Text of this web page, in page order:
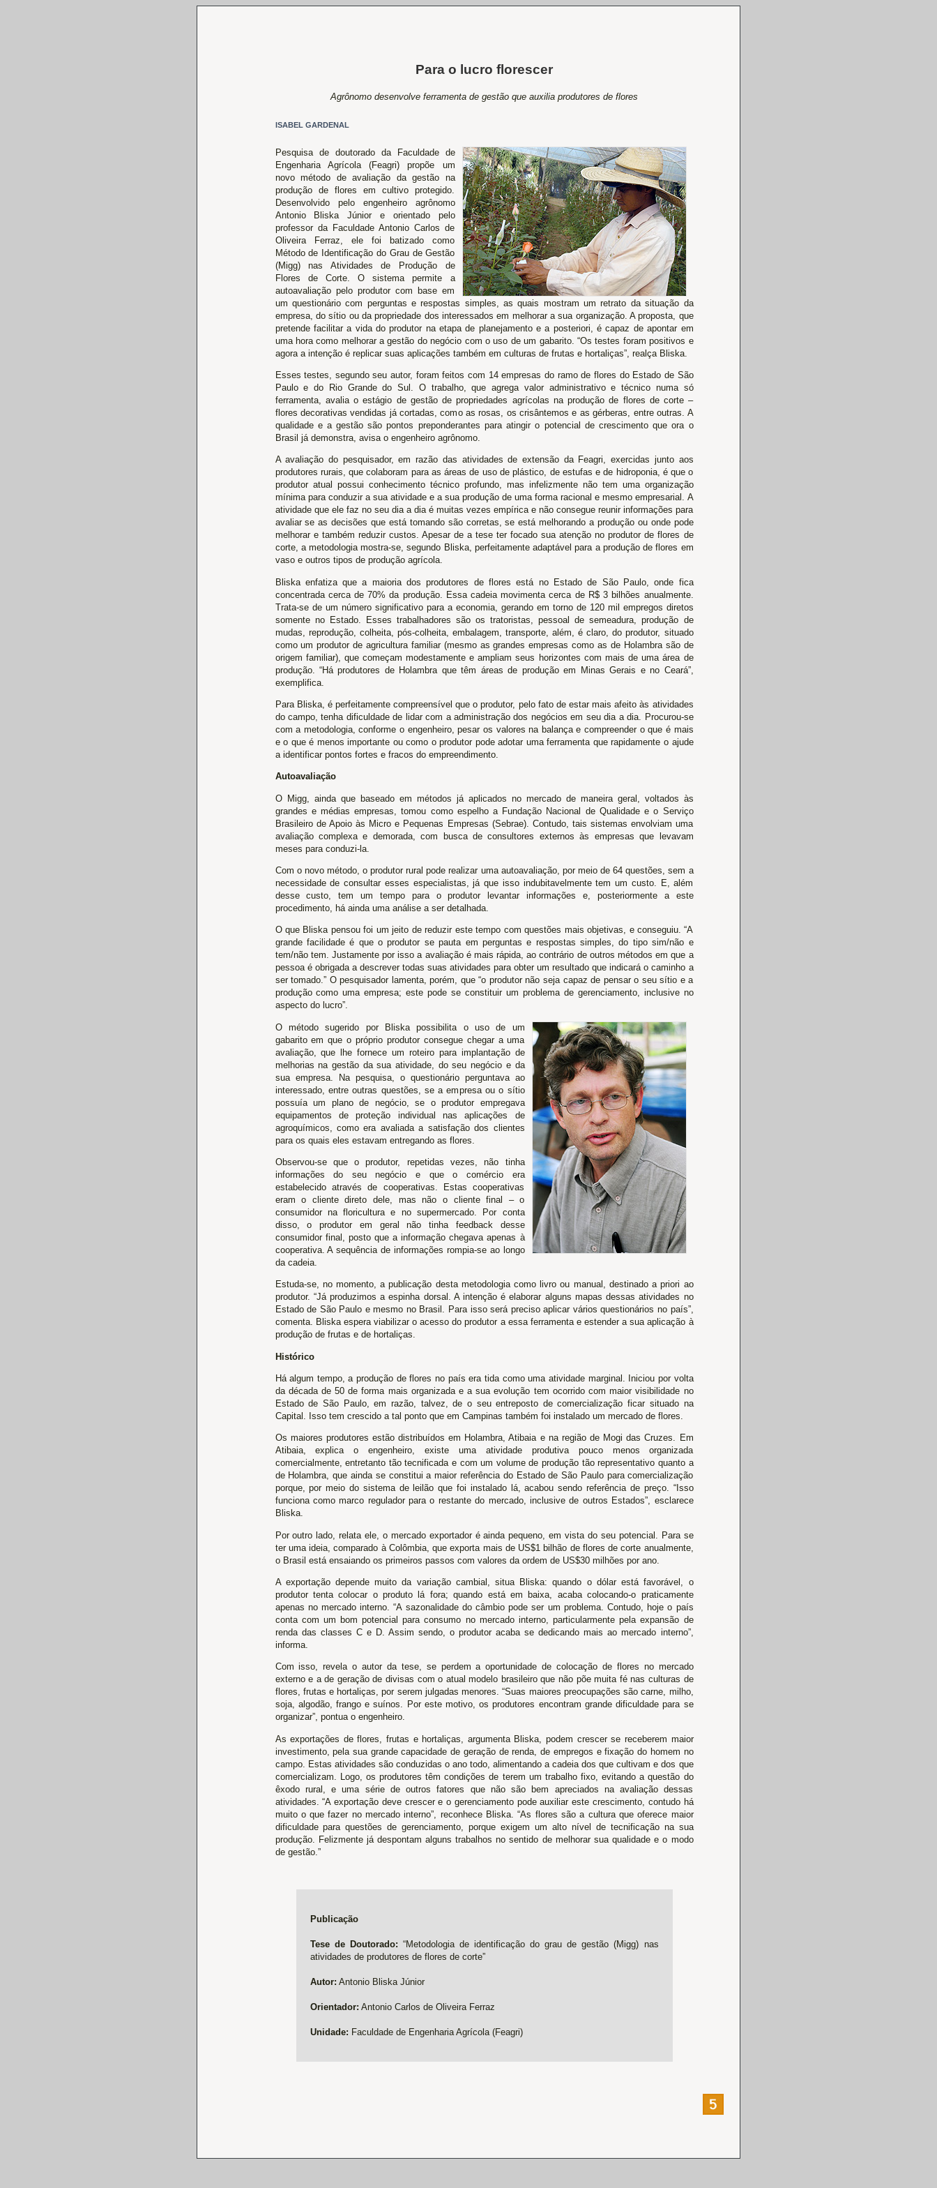
Para o lucro florescer
Agrônomo desenvolve ferramenta de gestão que auxilia produtores de flores
ISABEL GARDENAL
Pesquisa de doutorado da Faculdade de
Engenharia Agrícola (Feagri) propõe um
novo método de avaliação da gestão na
produção de flores em cultivo protegido.
Desenvolvido pelo engenheiro agrônomo
Antonio Bliska Júnior e orientado pelo
professor da Faculdade Antonio Carlos de
Oliveira Ferraz, ele foi batizado como
Método de Identificação do Grau de Gestão
(Migg) nas Atividades de Produção de
Flores de Corte. O sistema permite a
autoavaliação pelo produtor com base em
um questionário com perguntas e respostas simples, as quais mostram um retrato da situação da
empresa, do sítio ou da propriedade dos interessados em melhorar a sua organização. A proposta, que
pretende facilitar a vida do produtor na etapa de planejamento e a posteriori, é capaz de apontar em
uma hora como melhorar a gestão do negócio com o uso de um gabarito. “Os testes foram positivos e
agora a intenção é replicar suas aplicações também em culturas de frutas e hortaliças”, realça Bliska.
Esses testes, segundo seu autor, foram feitos com 14 empresas do ramo de flores do Estado de São
Paulo e do Rio Grande do Sul. O trabalho, que agrega valor administrativo e técnico numa só
ferramenta, avalia o estágio de gestão de propriedades agrícolas na produção de flores de corte –
flores decorativas vendidas já cortadas, como as rosas, os crisântemos e as gérberas, entre outras. A
qualidade e a gestão são pontos preponderantes para atingir o potencial de crescimento que ora o
Brasil já demonstra, avisa o engenheiro agrônomo.
A avaliação do pesquisador, em razão das atividades de extensão da Feagri, exercidas junto aos
produtores rurais, que colaboram para as áreas de uso de plástico, de estufas e de hidroponia, é que o
produtor atual possui conhecimento técnico profundo, mas infelizmente não tem uma organização
mínima para conduzir a sua atividade e a sua produção de uma forma racional e mesmo empresarial. A
atividade que ele faz no seu dia a dia é muitas vezes empírica e não consegue reunir informações para
avaliar se as decisões que está tomando são corretas, se está melhorando a produção ou onde pode
melhorar e também reduzir custos. Apesar de a tese ter focado sua atenção no produtor de flores de
corte, a metodologia mostra-se, segundo Bliska, perfeitamente adaptável para a produção de flores em
vaso e outros tipos de produção agrícola.
Bliska enfatiza que a maioria dos produtores de flores está no Estado de São Paulo, onde fica
concentrada cerca de 70% da produção. Essa cadeia movimenta cerca de R$ 3 bilhões anualmente.
Trata-se de um número significativo para a economia, gerando em torno de 120 mil empregos diretos
somente no Estado. Esses trabalhadores são os tratoristas, pessoal de semeadura, produção de
mudas, reprodução, colheita, pós-colheita, embalagem, transporte, além, é claro, do produtor, situado
como um produtor de agricultura familiar (mesmo as grandes empresas como as de Holambra são de
origem familiar), que começam modestamente e ampliam seus horizontes com mais de uma área de
produção. “Há produtores de Holambra que têm áreas de produção em Minas Gerais e no Ceará”,
exemplifica.
Para Bliska, é perfeitamente compreensível que o produtor, pelo fato de estar mais afeito às atividades
do campo, tenha dificuldade de lidar com a administração dos negócios em seu dia a dia. Procurou-se
com a metodologia, conforme o engenheiro, pesar os valores na balança e compreender o que é mais
e o que é menos importante ou como o produtor pode adotar uma ferramenta que rapidamente o ajude
a identificar pontos fortes e fracos do empreendimento.
Autoavaliação
O Migg, ainda que baseado em métodos já aplicados no mercado de maneira geral, voltados às
grandes e médias empresas, tomou como espelho a Fundação Nacional de Qualidade e o Serviço
Brasileiro de Apoio às Micro e Pequenas Empresas (Sebrae). Contudo, tais sistemas envolviam uma
avaliação complexa e demorada, com busca de consultores externos às empresas que levavam
meses para conduzi-la.
Com o novo método, o produtor rural pode realizar uma autoavaliação, por meio de 64 questões, sem a
necessidade de consultar esses especialistas, já que isso indubitavelmente tem um custo. E, além
desse custo, tem um tempo para o produtor levantar informações e, posteriormente a este
procedimento, há ainda uma análise a ser detalhada.
O que Bliska pensou foi um jeito de reduzir este tempo com questões mais objetivas, e conseguiu. “A
grande facilidade é que o produtor se pauta em perguntas e respostas simples, do tipo sim/não e
tem/não tem. Justamente por isso a avaliação é mais rápida, ao contrário de outros métodos em que a
pessoa é obrigada a descrever todas suas atividades para obter um resultado que indicará o caminho a
ser tomado.” O pesquisador lamenta, porém, que “o produtor não seja capaz de pensar o seu sítio e a
produção como uma empresa; este pode se constituir um problema de gerenciamento, inclusive no
aspecto do lucro”.
O método sugerido por Bliska possibilita o uso de um
gabarito em que o próprio produtor consegue chegar a uma
avaliação, que lhe fornece um roteiro para implantação de
melhorias na gestão da sua atividade, do seu negócio e da
sua empresa. Na pesquisa, o questionário perguntava ao
interessado, entre outras questões, se a empresa ou o sítio
possuía um plano de negócio, se o produtor empregava
equipamentos de proteção individual nas aplicações de
agroquímicos, como era avaliada a satisfação dos clientes
para os quais eles estavam entregando as flores.
Observou-se que o produtor, repetidas vezes, não tinha
informações do seu negócio e que o comércio era
estabelecido através de cooperativas. Estas cooperativas
eram o cliente direto dele, mas não o cliente final – o
consumidor na floricultura e no supermercado. Por conta
disso, o produtor em geral não tinha feedback desse
consumidor final, posto que a informação chegava apenas à
cooperativa. A sequência de informações rompia-se ao longo
da cadeia.
Estuda-se, no momento, a publicação desta metodologia como livro ou manual, destinado a priori ao
produtor. “Já produzimos a espinha dorsal. A intenção é elaborar alguns mapas dessas atividades no
Estado de São Paulo e mesmo no Brasil. Para isso será preciso aplicar vários questionários no país”,
comenta. Bliska espera viabilizar o acesso do produtor a essa ferramenta e estender a sua aplicação à
produção de frutas e de hortaliças.
Histórico
Há algum tempo, a produção de flores no país era tida como uma atividade marginal. Iniciou por volta
da década de 50 de forma mais organizada e a sua evolução tem ocorrido com maior visibilidade no
Estado de São Paulo, em razão, talvez, de o seu entreposto de comercialização ficar situado na
Capital. Isso tem crescido a tal ponto que em Campinas também foi instalado um mercado de flores.
Os maiores produtores estão distribuídos em Holambra, Atibaia e na região de Mogi das Cruzes. Em
Atibaia, explica o engenheiro, existe uma atividade produtiva pouco menos organizada
comercialmente, entretanto tão tecnificada e com um volume de produção tão representativo quanto a
de Holambra, que ainda se constitui a maior referência do Estado de São Paulo para comercialização
porque, por meio do sistema de leilão que foi instalado lá, acabou sendo referência de preço. “Isso
funciona como marco regulador para o restante do mercado, inclusive de outros Estados”, esclarece
Bliska.
Por outro lado, relata ele, o mercado exportador é ainda pequeno, em vista do seu potencial. Para se
ter uma ideia, comparado à Colômbia, que exporta mais de US$1 bilhão de flores de corte anualmente,
o Brasil está ensaiando os primeiros passos com valores da ordem de US$30 milhões por ano.
A exportação depende muito da variação cambial, situa Bliska: quando o dólar está favorável, o
produtor tenta colocar o produto lá fora; quando está em baixa, acaba colocando-o praticamente
apenas no mercado interno. “A sazonalidade do câmbio pode ser um problema. Contudo, hoje o país
conta com um bom potencial para consumo no mercado interno, particularmente pela expansão de
renda das classes C e D. Assim sendo, o produtor acaba se dedicando mais ao mercado interno”,
informa.
Com isso, revela o autor da tese, se perdem a oportunidade de colocação de flores no mercado
externo e a de geração de divisas com o atual modelo brasileiro que não põe muita fé nas culturas de
flores, frutas e hortaliças, por serem julgadas menores. “Suas maiores preocupações são carne, milho,
soja, algodão, frango e suínos. Por este motivo, os produtores encontram grande dificuldade para se
organizar”, pontua o engenheiro.
As exportações de flores, frutas e hortaliças, argumenta Bliska, podem crescer se receberem maior
investimento, pela sua grande capacidade de geração de renda, de empregos e fixação do homem no
campo. Estas atividades são conduzidas o ano todo, alimentando a cadeia dos que cultivam e dos que
comercializam. Logo, os produtores têm condições de terem um trabalho fixo, evitando a questão do
êxodo rural, e uma série de outros fatores que não são bem apreciados na avaliação dessas
atividades. “A exportação deve crescer e o gerenciamento pode auxiliar este crescimento, contudo há
muito o que fazer no mercado interno”, reconhece Bliska. “As flores são a cultura que oferece maior
dificuldade para questões de gerenciamento, porque exigem um alto nível de tecnificação na sua
produção. Felizmente já despontam alguns trabalhos no sentido de melhorar sua qualidade e o modo
de gestão.”
Publicação
Tese de Doutorado: “Metodologia de identificação do grau de gestão (Migg) nas
atividades de produtores de flores de corte”
Autor: Antonio Bliska Júnior
Orientador: Antonio Carlos de Oliveira Ferraz
Unidade: Faculdade de Engenharia Agrícola (Feagri)